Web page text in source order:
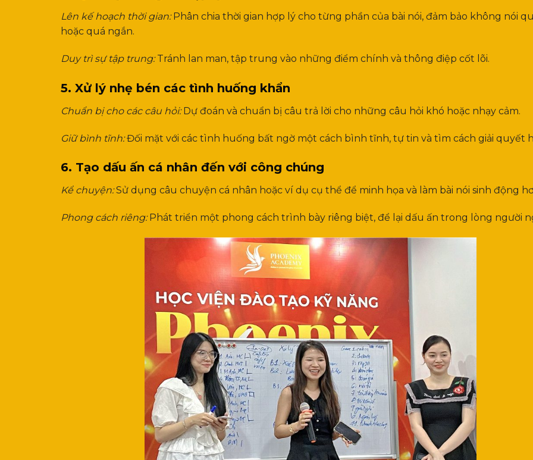
Lên kế hoạch thời gian: Phân chia thời gian hợp lý cho từng phần của bài nói, đảm bảo không nói
hoặc quá ngắn.
Duy trì sự tập trung:Tránh lan man, tập trung vào những điểm chính và thông điệp cốt lõi.
5. Xử lý nhẹ bén các tình huống khẩn
Chuẩn bị cho các câu hỏi:Dự đoán và chuẩn bị câu trả lời cho những câu hỏi khó hoặc nhạy cảm.
Giữ bình tĩnh:Đối mặt với các tình huống bất ngờ một cách bình tĩnh, tự tin và tìm cách giải quyết
6. Tạo dấu ấn cá nhân đến với công chúng
Kể chuyện:Sử dụng câu chuyện cá nhân hoặc ví dụ cụ thể để minh họa và làm bài nói sinh động
Phong cách riêng:Phát triển một phong cách trình bày riêng biệt, để lại dấu ấn trong lòng người